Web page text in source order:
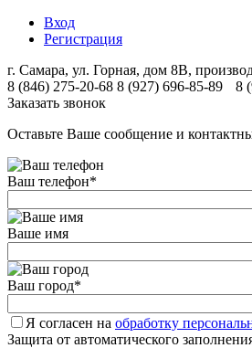
Вход
Регистрация
г. Самара, ул. Горная, дом 8В,
8 (846) 275-20-68 8 (927) 696-85-89 8
Заказать звонок
Оставьте Ваше сообщение и
Ваш телефон*
Ваше имя
Ваш город*
Я согласен на обработку
Защита от автоматического